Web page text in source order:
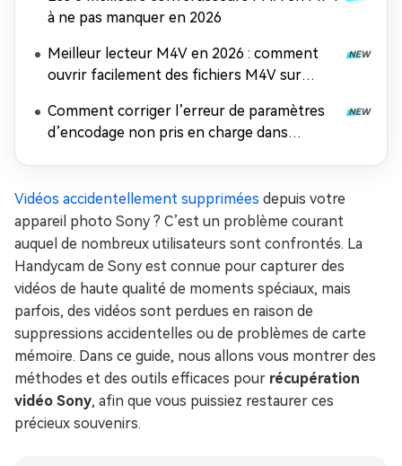
à ne pas manquer en 2026
Meilleur lecteur M4V en 2026 : comment
ouvrir facilement des fichiers M4V sur
Comment corriger l’erreur de paramètres
d’encodage non pris en charge dans
Vidéos accidentellement supprimées depuis votre
appareil photo Sony ? C’est un problème courant
auquel de nombreux utilisateurs sont confrontés. La
Handycam de Sony est connue pour capturer des
vidéos de haute qualité de moments spéciaux, mais
parfois, des vidéos sont perdues en raison de
suppressions accidentelles ou de problèmes de carte
mémoire. Dans ce guide, nous allons vous montrer des
méthodes et des outils efficaces pour récupération
vidéo Sony, afin que vous puissiez restaurer ces
précieux souvenirs.